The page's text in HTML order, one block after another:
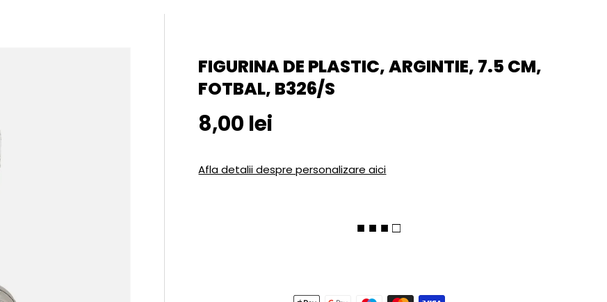
FIGURINA DE PLASTIC, ARGINTIE, 7.5 CM,
FOTBAL, B326/S
Pret initial
8,00 lei
Afla detalii despre personalizare aici
■ ■ ■ □